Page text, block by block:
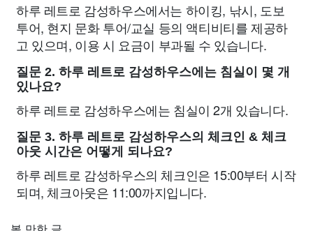
하루 레트로 감성하우스에서는 하이킹, 낚시, 도보
투어, 현지 문화 투어/교실 등의 액티비티를 제공하
고 있으며, 이용 시 요금이 부과될 수 있습니다.
질문 2. 하루 레트로 감성하우스에는 침실이 몇 개
있나요?
하루 레트로 감성하우스에는 침실이 2개 있습니다.
질문 3. 하루 레트로 감성하우스의 체크인 & 체크
아웃 시간은 어떻게 되나요?
하루 레트로 감성하우스의 체크인은 15:00부터 시작
되며, 체크아웃은 11:00까지입니다.